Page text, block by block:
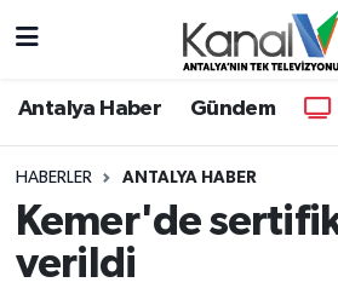
Antalya Haber Gündem
HABERLER ANTALYA HABER
Kemer'de
verildi
Antalya Haber
Dünya
Eğitim
Hava Durumu
Trafik Durumu
Süper Lig Puan Durumu ve